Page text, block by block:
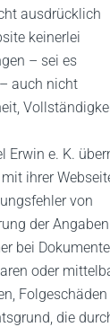
ausdrücklich
keinerlei
– sei es
auch nicht
Erwin e. K.
ihrer
von
der
bei
oder
die